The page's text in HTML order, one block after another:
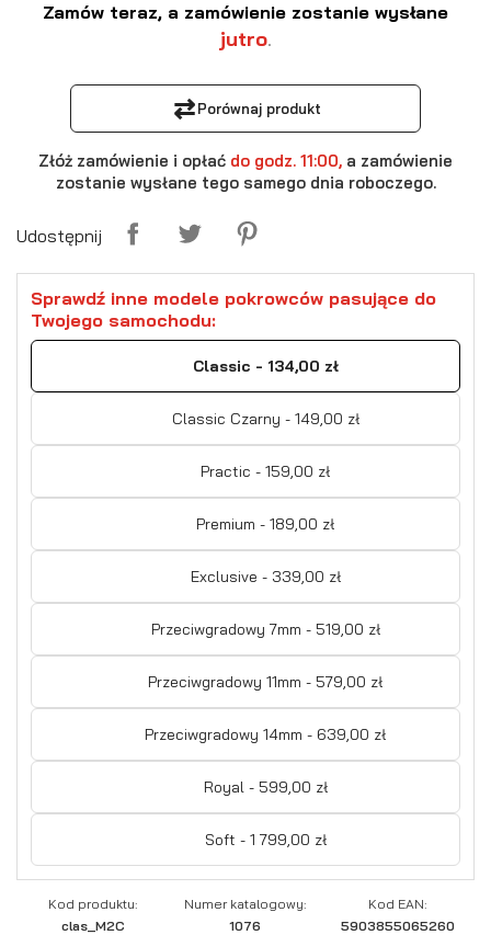
Zamów teraz, a zamówienie zostanie wysłane
jutro.
⇄ Porównaj produkt
Złóż zamówienie i opłać do godz. 11:00, a zamówienie
zostanie wysłane tego samego dnia roboczego.
Udostępnij
Sprawdź inne modele pokrowców pasujące do
Twojego samochodu:
Classic - 134,00 zł
Classic Czarny - 149,00 zł
Practic - 159,00 zł
Premium - 189,00 zł
Exclusive - 339,00 zł
Przeciwgradowy 7mm - 519,00 zł
Przeciwgradowy 11mm - 579,00 zł
Przeciwgradowy 14mm - 639,00 zł
Royal - 599,00 zł
Soft - 1 799,00 zł
Kod produktu:
clas_M2C
Numer katalogowy:
1076
Kod EAN:
5903855065260